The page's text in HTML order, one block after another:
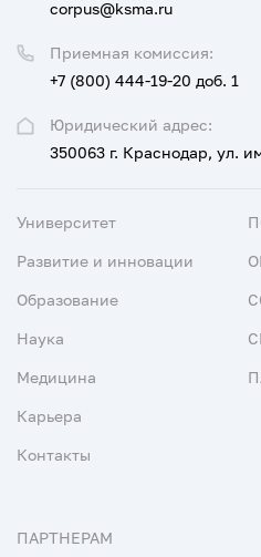
Юридический адрес:
350063 г. Краснодар, ул.
Приемная комиссия:
+7 (800) 444-19-20 доб. 1
corpus@ksma.ru
Университет
Развитие и инновации
Образование
Наука
Медицина
Карьера
Контакты
ПАРТНЕРАМ